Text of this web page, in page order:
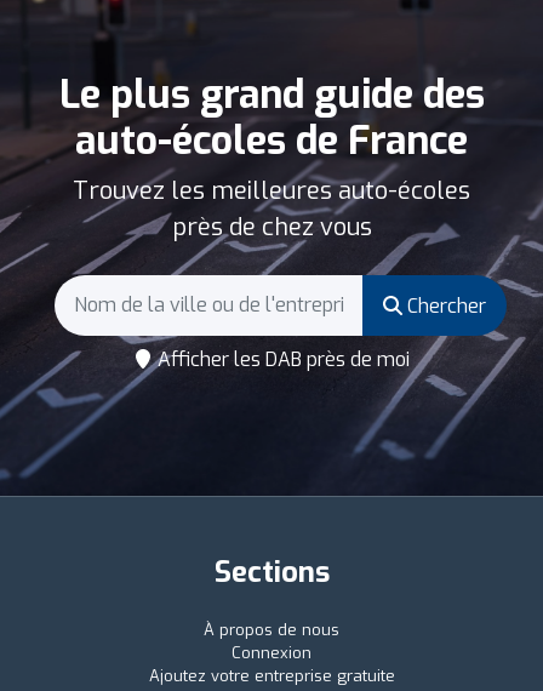
Le plus grand guide des
auto-écoles de France
Trouvez les meilleures auto-écoles
près de chez vous
Chercher
Afficher les DAB près de moi
Sections
À propos de nous
Connexion
Ajoutez votre entreprise gratuite